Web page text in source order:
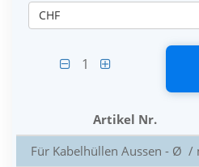
CHF
1
Artikel Nr.
Für Kabelhüllen Aussen - Ø /